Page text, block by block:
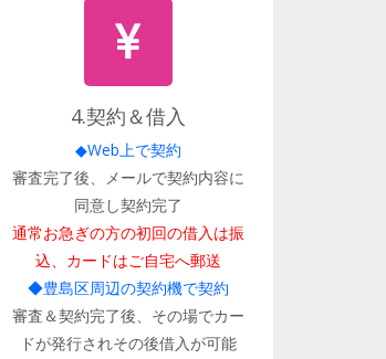
4.契約＆借入
◆Web上で契約
審査完了後、メールで契約内容に
同意し契約完了
通常お急ぎの方の初回の借入は振
込、カードはご自宅へ郵送
◆豊島区周辺の契約機で契約
審査＆契約完了後、その場でカー
ドが発行されその後借入が可能